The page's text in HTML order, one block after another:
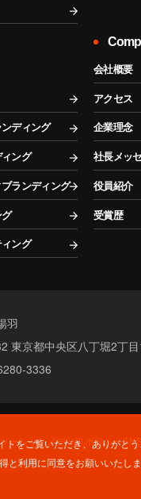
ディング
ング
ランディング
ング
会社概要
アクセス
企業理念
社長メッ
役員紹介
受賞歴
羽
東京都中央区八丁堀2丁
3336
ソーシャルメディアポリシー
トをご覧いただき、ありがと
と利用に同意をお願いいたし